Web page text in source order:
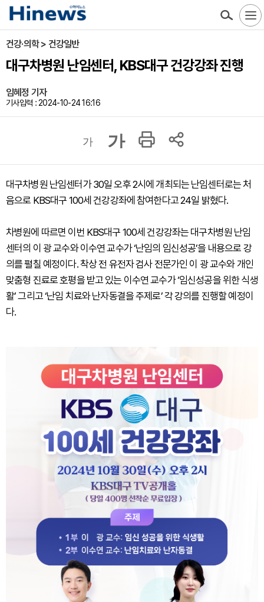
건강·의학 > 건강일반
대구차병원 난임센터, KBS대구 건강강좌 진행
임혜정 기자
기사입력 : 2024-10-24 16:16
가 가
대구차병원 난임센터가 30일 오후 2시에 개최되는 난임센터로는 처
음으로 KBS대구 100세 건강강좌에 참여한다고 24일 밝혔다.
차병원에 따르면 이번 KBS대구 100세 건강강좌는 대구차병원 난임
센터의 이 광 교수와 이수연 교수가 ‘난임의 임신성공’을 내용으로 강
의를 펼칠 예정이다. 착상 전 유전자 검사 전문가인 이 광 교수와 개인
맞춤형 진료로 호평을 받고 있는 이수연 교수가 ‘임신성공을 위한 식생
활’ 그리고 ‘난임 치료와 난자동결을 주제로’ 각 강의를 진행할 예정이
다.